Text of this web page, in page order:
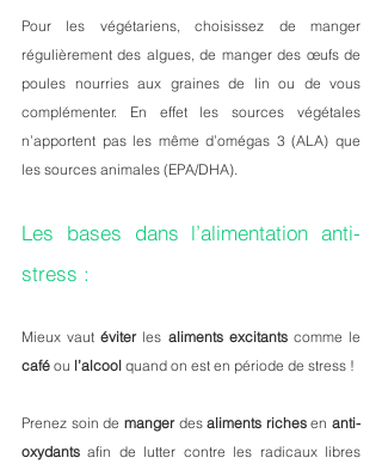
Pour les végétariens, choisissez de manger
régulièrement des algues, de manger des œufs de
poules nourries aux graines de lin ou de vous
complémenter. En effet les sources végétales
n’apportent pas les même d’omégas 3 (ALA) que
les sources animales (EPA/DHA).
Les bases dans l’alimentation anti-
stress :
Mieux vaut éviter les aliments excitants
café ou l’alcool quand on est en période de stress !
Prenez soin de manger des aliments riches en anti-
oxydants afin de lutter contre les radicaux libres